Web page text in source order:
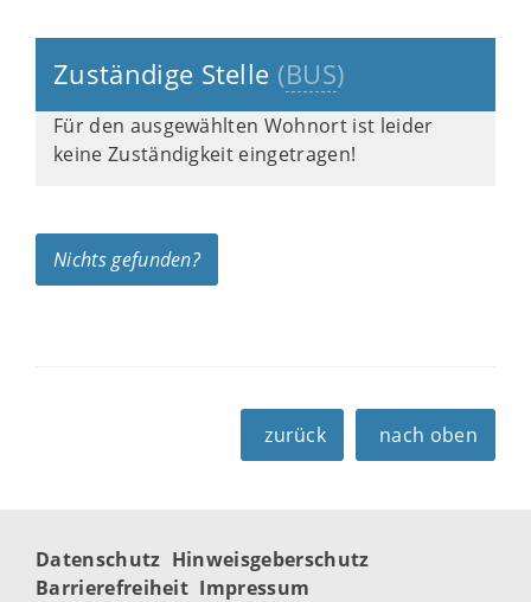
Zuständige Stelle (BUS)
Für den ausgewählten Wohnort ist leider
keine Zuständigkeit eingetragen!
Nichts gefunden?
zurück nach oben
Datenschutz Hinweisgeberschutz
Barrierefreiheit Impressum